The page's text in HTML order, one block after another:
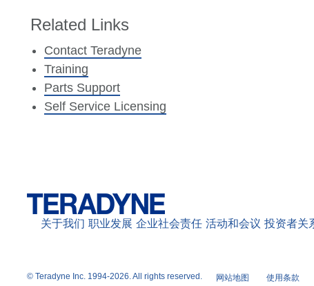
Related Links
Contact Teradyne
Training
Parts Support
Self Service Licensing
关于我们 职业发展 企业社会责任 活动和会议 投资者关
© Teradyne Inc. 1994-2026. All rights reserved. 网站地图 使用条款